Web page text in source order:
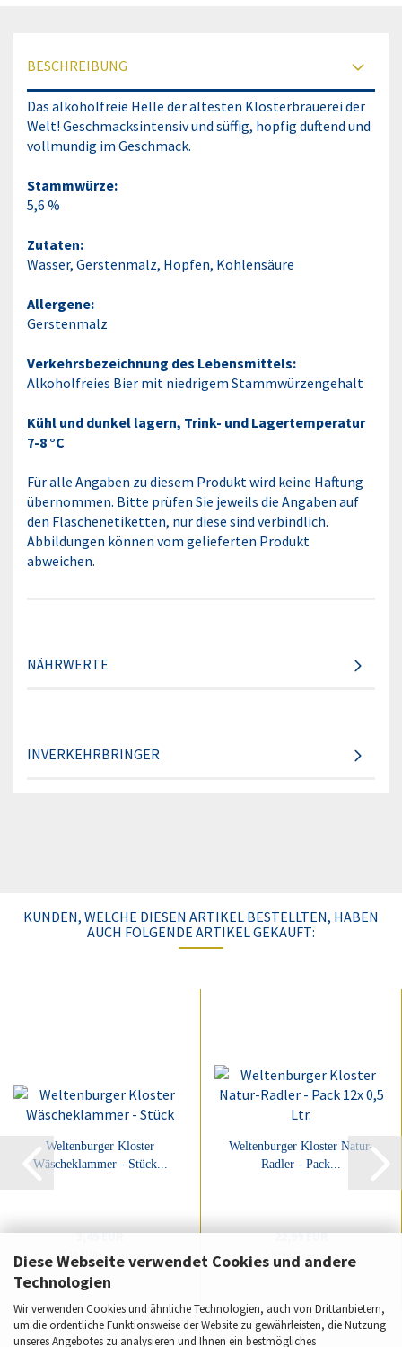
Diese Webseite verwendet Cookies und andere
Technologien
Wir verwenden Cookies und ähnliche Technologien, auch von Drittanbietern,
um die ordentliche Funktionsweise der Website zu gewährleisten, die Nutzung
unseres Angebotes zu analysieren und Ihnen ein bestmögliches
BESCHREIBUNG
Das alkoholfreie Helle der ältesten Klosterbrauerei der
Welt! Geschmacksintensiv und süffig, hopfig duftend und
vollmundig im Geschmack.
Stammwürze:
5,6 %
Zutaten:
Wasser, Gerstenmalz, Hopfen, Kohlensäure
Allergene:
Gerstenmalz
Verkehrsbezeichnung des Lebensmittels:
Alkoholfreies Bier mit niedrigem Stammwürzengehalt
Kühl und dunkel lagern, Trink- und Lagertemperatur
7-8 °C
Für alle Angaben zu diesem Produkt wird keine Haftung
übernommen. Bitte prüfen Sie jeweils die Angaben auf
den Flaschenetiketten, nur diese sind verbindlich.
Abbildungen können vom gelieferten Produkt
abweichen.
NÄHRWERTE
INVERKEHRBRINGER
KUNDEN, WELCHE DIESEN ARTIKEL BESTELLTEN, HABEN
AUCH FOLGENDE ARTIKEL GEKAUFT:
Weltenburger Kloster
Wäscheklammer - Stück...
3,49 EUR
3,49 EUR pro Stück
Weltenburger Kloster Natur-
Radler - Pack...
22,99 EUR
3,83 EUR pro Liter